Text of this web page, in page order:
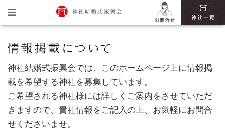
神社結婚式の魅力
挙式・披露宴までの流れ
神社結婚式振興会では、このホームページ上に情報掲
載を希望する神社を募集しています。
ご希望される神社様には詳しくご案内をさせていただ
きますので、貴社情報をご記入の上、お気軽にお問合
せくださいませ。